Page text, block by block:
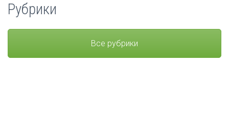
Рубрики
Все рубрики